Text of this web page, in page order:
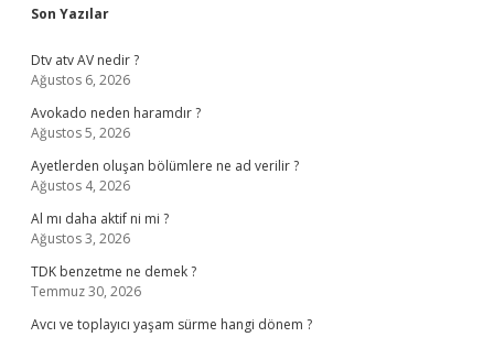
Sidebar
Son Yazılar
Dtv atv AV nedir ?
Ağustos 6, 2026
Avokado neden haramdır ?
Ağustos 5, 2026
Ayetlerden oluşan bölümlere ne ad verilir ?
Ağustos 4, 2026
Al mı daha aktif ni mi ?
Ağustos 3, 2026
TDK benzetme ne demek ?
Temmuz 30, 2026
Avcı ve toplayıcı yaşam sürme hangi dönem ?